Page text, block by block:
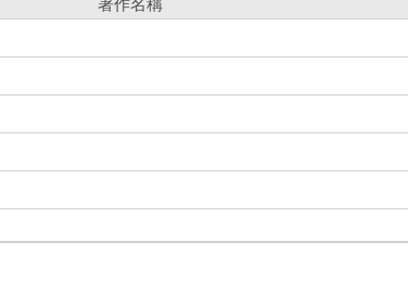
著作名稱